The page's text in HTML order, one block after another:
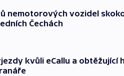
nemotorových vozidel
Čechách
kvůli eCallu a obtěžující